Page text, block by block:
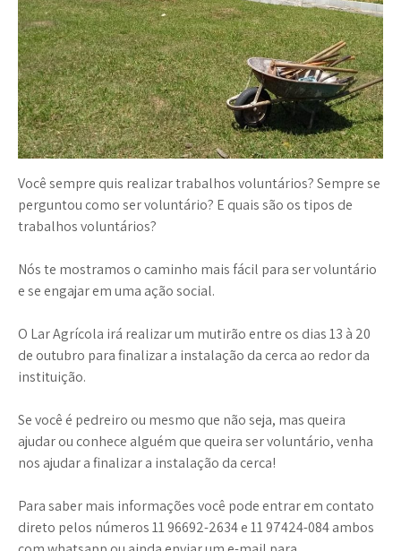
Você sempre quis realizar trabalhos voluntários? Sempre se
perguntou como ser voluntário? E quais são os tipos de
trabalhos voluntários?
Nós te mostramos o caminho mais fácil para ser voluntário
e se engajar em uma ação social.
O Lar Agrícola irá realizar um mutirão entre os dias 13 à 20
de outubro para finalizar a instalação da cerca ao redor da
instituição.
Se você é pedreiro ou mesmo que não seja, mas queira
ajudar ou conhece alguém que queira ser voluntário, venha
nos ajudar a finalizar a instalação da cerca!
Para saber mais informações você pode entrar em contato
direto pelos números 11 96692-2634 e 11 97424-084 ambos